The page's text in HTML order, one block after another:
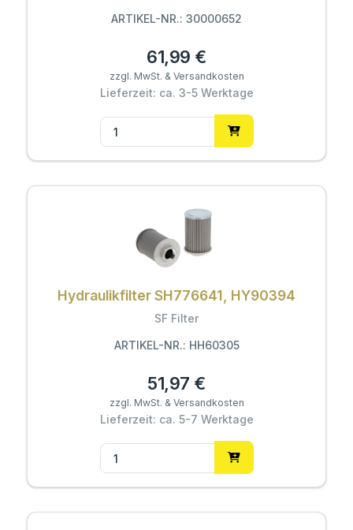
ARTIKEL-NR.: 30000652
61,99 €
zzgl. MwSt. & Versandkosten
Lieferzeit: ca. 3-5 Werktage
Hydraulikfilter SH776641, HY90394
SF Filter
ARTIKEL-NR.: HH60305
51,97 €
zzgl. MwSt. & Versandkosten
Lieferzeit: ca. 5-7 Werktage